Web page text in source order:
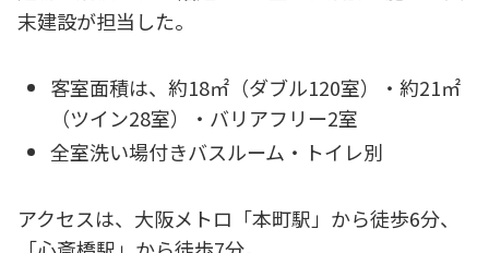
末建設が担当した。
客室面積は、約18㎡（ダブル120室）・約21㎡
（ツイン28室）・バリアフリー2室
全室洗い場付きバスルーム・トイレ別
アクセスは、大阪メトロ「本町駅」から徒歩6分、